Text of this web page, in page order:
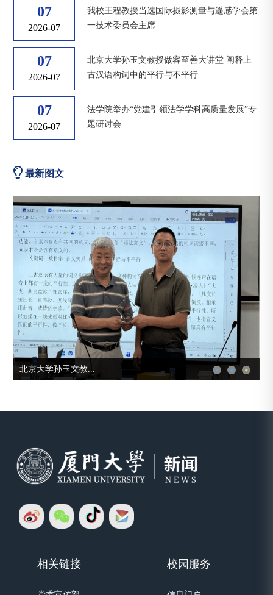
07
2026-07
我校王程教授当选国际摄影测量与遥感学会第
一技术委员会主席
07
2026-07
北京大学孙玉文教授做客至善大讲堂 阐释上
古汉语构词中的平行与不平行
07
2026-07
法学院举办“党建引领法学学科高质量发展”专
题研讨会
最新图文
北京大学孙玉文教...
相关链接 校园服务